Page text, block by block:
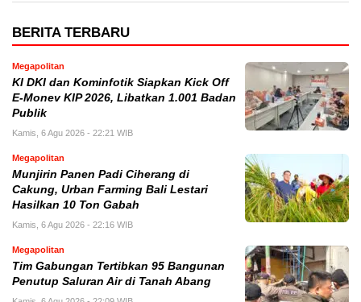
BERITA TERBARU
Megapolitan
KI DKI dan Kominfotik Siapkan Kick Off
E-Monev KIP 2026, Libatkan 1.001 Badan
Publik
Kamis, 6 Agu 2026 - 22:21 WIB
Megapolitan
Munjirin Panen Padi Ciherang di
Cakung, Urban Farming Bali Lestari
Hasilkan 10 Ton Gabah
Kamis, 6 Agu 2026 - 22:16 WIB
Megapolitan
Tim Gabungan Tertibkan 95 Bangunan
Penutup Saluran Air di Tanah Abang